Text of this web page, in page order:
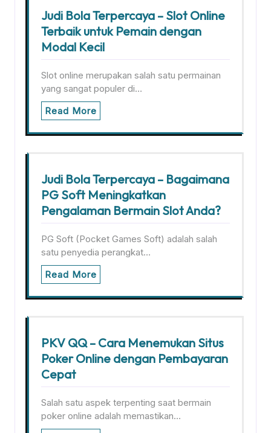
Judi Bola Terpercaya – Slot Online
Terbaik untuk Pemain dengan
Modal Kecil
Slot online merupakan salah satu permainan
yang sangat populer di…
Read More
Judi Bola Terpercaya – Bagaimana
PG Soft Meningkatkan
Pengalaman Bermain Slot Anda?
PG Soft (Pocket Games Soft) adalah salah
satu penyedia perangkat…
Read More
PKV QQ – Cara Menemukan Situs
Poker Online dengan Pembayaran
Cepat
Salah satu aspek terpenting saat bermain
poker online adalah memastikan…